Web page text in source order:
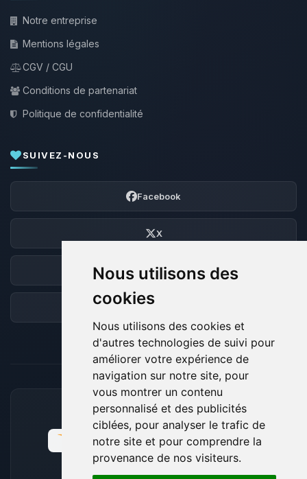
Nous utilisons des
cookies
Nous utilisons des cookies et
d'autres technologies de suivi pour
améliorer votre expérience de
navigation sur notre site, pour
vous montrer un contenu
personnalisé et des publicités
ciblées, pour analyser le trafic de
notre site et pour comprendre la
provenance de nos visiteurs.
Notre entreprise
Mentions légales
CGV / CGU
Conditions de partenariat
Politique de confidentialité
SUIVEZ-NOUS
Facebook
X
Discord
Forum
MOYENS DE PAIEMENT ACCEPTÉS